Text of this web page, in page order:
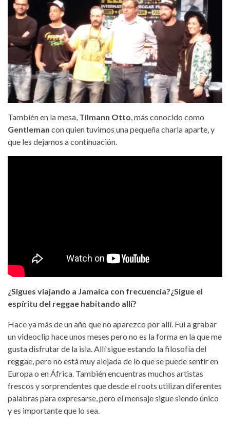
También en la mesa, Tilmann Otto , más conocido como
Gentleman con quien tuvimos una pequeña charla aparte, y
que les dejamos a continuación.
¿Sigues viajando a Jamaica con frecuencia?¿Sigue el
espíritu del reggae habitando allí?
Hace ya más de un año que no aparezco por allí. Fuí a grabar
un videoclip hace unos meses pero no es la forma en la que me
gusta disfrutar de la isla. Allí sigue estando la filosofía del
reggae, pero no está muy alejada de lo que se puede sentir en
Europa o en África. También encuentras muchos artistas
frescos y sorprendentes que desde el roots utilizan diferentes
palabras para expresarse, pero el mensaje sigue siendo único
y es importante que lo sea.